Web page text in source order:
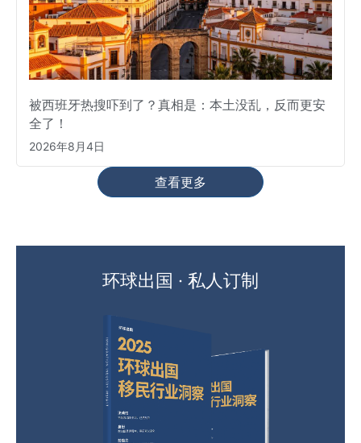
被西班牙热搜吓到了？真相是：本土没乱，反而更安
全了！
2026年8月4日
查看更多
环球出国 · 私人订制